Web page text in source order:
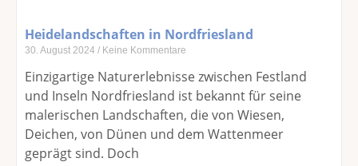
Heidelandschaften in Nordfriesland
30. August 2024 Keine Kommentare
Einzigartige Naturerlebnisse zwischen Festland
und Inseln Nordfriesland ist bekannt für seine
malerischen Landschaften, die von Wiesen,
Deichen, von Dünen und dem Wattenmeer
geprägt sind. Doch